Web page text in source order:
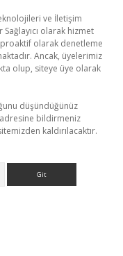
ve İletişim
olarak hizmet
olarak denetleme
Ancak, üyelerimiz
olup, siteye üye olarak
düşündüğünüz
adresine bildirmeniz
kaldırılacaktır.